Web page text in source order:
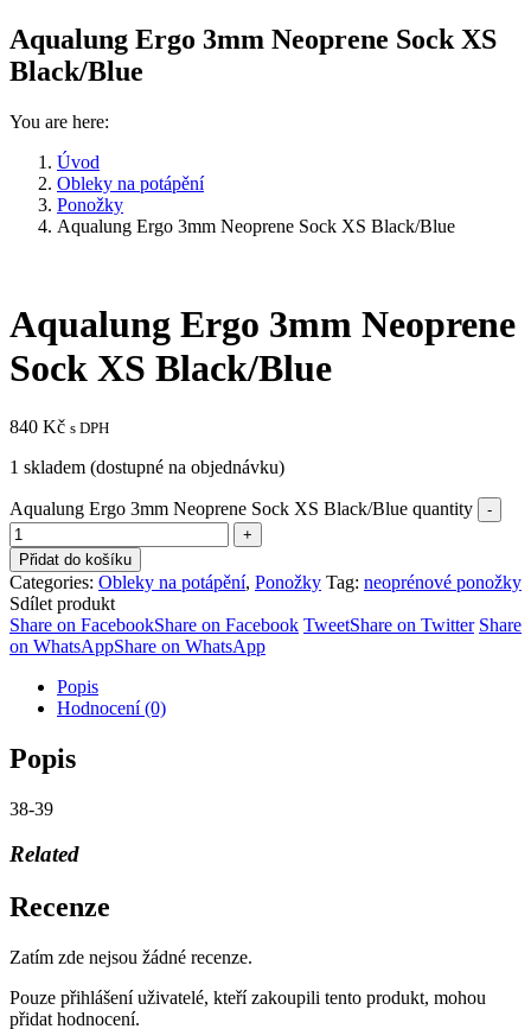
Aqualung Ergo 3mm Neoprene Sock XS
Black/Blue
You are here:
Úvod
Obleky na potápění
Ponožky
Aqualung Ergo 3mm Neoprene Sock XS Black/Blue
Aqualung Ergo 3mm Neoprene
Sock XS Black/Blue
840 Kč s DPH
1 skladem (dostupné na objednávku)
Aqualung Ergo 3mm Neoprene Sock XS Black/Blue quantity
Přidat do košíku
Categories: Obleky na potápění, Ponožky Tag: neoprénové ponožky
Sdílet produkt
Share on FacebookShare on Facebook TweetShare on Twitter Share
on WhatsAppShare on WhatsApp
Popis
Hodnocení (0)
Popis
38-39
Related
Recenze
Zatím zde nejsou žádné recenze.
Pouze přihlášení uživatelé, kteří zakoupili tento produkt, mohou
přidat hodnocení.